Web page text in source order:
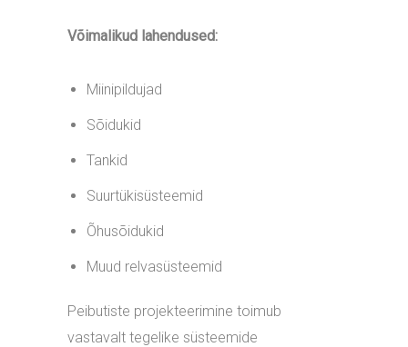
Võimalikud lahendused:
Miinipildujad
Sõidukid
Tankid
Suurtükisüsteemid
Õhusõidukid
Muud relvasüsteemid
Peibutiste projekteerimine toimub
vastavalt tegelike süsteemide